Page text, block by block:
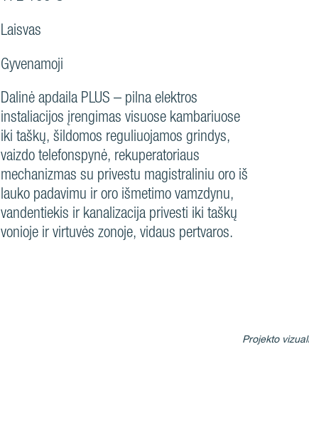
Laisvas
Gyvenamoji
Dalinė apdaila PLUS – pilna elektros
instaliacijos įrengimas visuose kambariuose
iki taškų, šildomos reguliuojamos grindys,
vaizdo telefonspynė, rekuperatoriaus
mechanizmas su privestu magistraliniu oro iš
lauko padavimu ir oro išmetimo vamzdynu,
vandentiekis ir kanalizacija privesti iki taškų
vonioje ir virtuvės zonoje, vidaus pertvaros.
Projekto